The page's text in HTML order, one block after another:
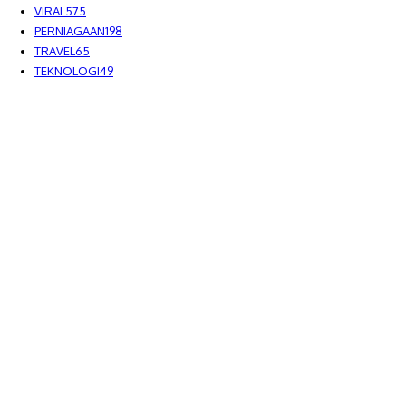
VIRAL 575
PERNIAGAAN198
TRAVEL 65
TEKNOLOGI49